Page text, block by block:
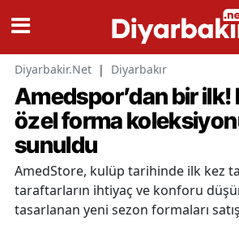
Diyarbakir.Net | Diyarbakır
Amedspor’dan bir ilk!
özel forma
sunuldu
AmedStore, kulüp tarihinde ilk kez
taraftarların ihtiyaç ve konforu
tasarlanan yeni sezon formaları